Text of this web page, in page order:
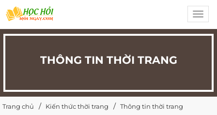
THÔNG TIN THỜI TRANG
Trang chủ Kiến thức thời trang Thông tin thời trang